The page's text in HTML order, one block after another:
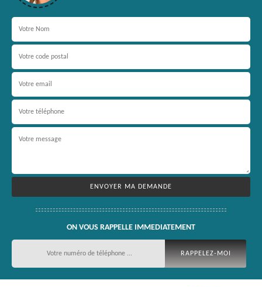
ON VOUS RAPPELLE IMMEDIATEMENT